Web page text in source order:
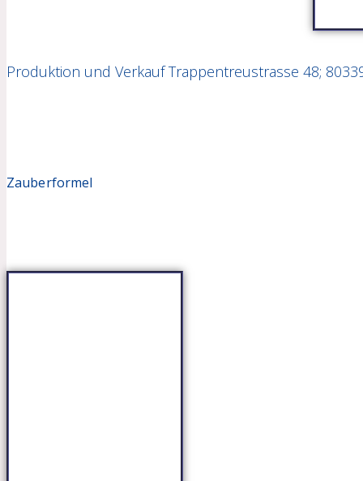
Produktion und Verkauf Trappentreustrasse 48;
Zauberformel